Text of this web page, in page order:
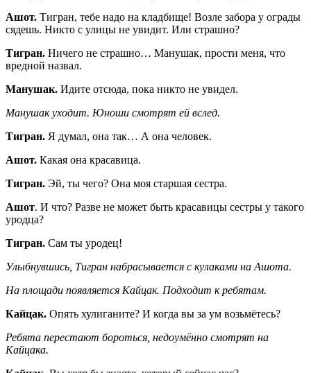
Ашот. Тигран, тебе надо на кладбище! Возле забора у ограды
сядешь. Никто с улицы не увидит. Или страшно?
Тигран. Ничего не страшно… Манушак, прости меня, что
вредной назвал.
Манушак. Идите отсюда, пока никто не увидел.
Манушак уходит. Юноши смотрят ей вслед.
Тигран. Я думал, она так… А она человек.
Ашот. Какая она красавица.
Тигран. Эй, ты чего? Она моя старшая сестра.
Ашот. И что? Разве не может быть красавицы сестры у такого
уродца?
Тигран. Сам ты уродец!
Улыбнувшись, Тигран набрасывается с кулаками на Ашота.
На площади появляется Кайцак. Подходит к ребятам.
Кайцак. Опять хулиганите? И когда вы за ум возьмётесь?
Ребята перестают бороться, недоумённо смотрят на
Кайцака.